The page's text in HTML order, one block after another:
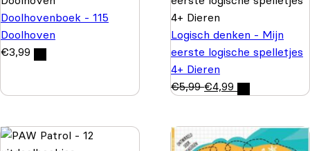
Doolhovenboek - 115
Doolhoven
€3,99
Logisch denken - Mijn
eerste logische spelletjes
4+ Dieren
€5,99 €4,99